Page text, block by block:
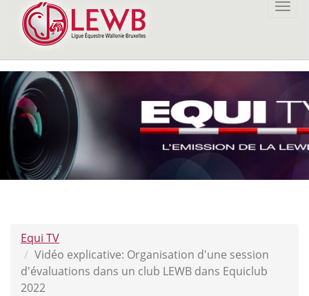
contenu
principal
Equi TV
Vidéo explicative: Organisation d'une session
d'évaluations dans un club LEWB dans Equiclub
2022